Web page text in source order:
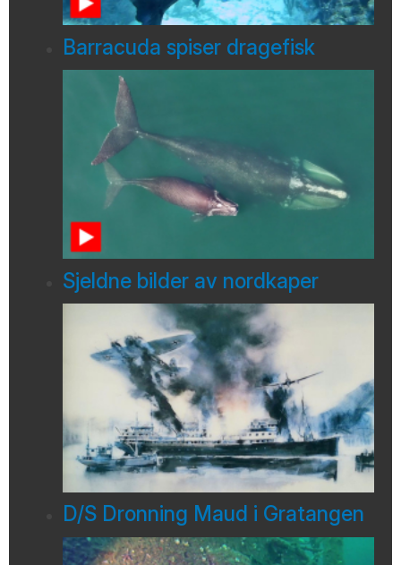
Barracuda spiser dragefisk
Sjeldne bilder av nordkaper
D/S Dronning Maud i Gratangen